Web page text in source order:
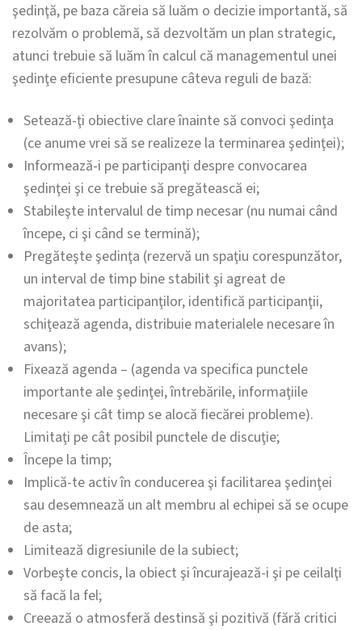
şedinţă, pe baza căreia să luăm o decizie importantă, să
rezolvăm o problemă, să dezvoltăm un plan strategic,
atunci trebuie să luăm în calcul că managementul unei
şedinţe eficiente presupune câteva reguli de bază:
Setează-ţi obiective clare înainte să convoci şedinţa
(ce anume vrei să se realizeze la terminarea şedinţei);
Informează-i pe participanţi despre convocarea
şedinţei şi ce trebuie să pregătească ei;
Stabileşte intervalul de timp necesar (nu numai când
începe, ci şi când se termină);
Pregăteşte şedinţa (rezervă un spaţiu corespunzător,
un interval de timp bine stabilit şi agreat de
majoritatea participanţilor, identifică participanţii,
schiţează agenda, distribuie materialele necesare în
avans);
Fixează agenda – (agenda va specifica punctele
importante ale şedinţei, întrebările, informaţiile
necesare şi cât timp se alocă fiecărei probleme).
Limitaţi pe cât posibil punctele de discuţie;
Începe la timp;
Implică-te activ în conducerea şi facilitarea şedinţei
sau desemnează un alt membru al echipei să se ocupe
de asta;
Limitează digresiunile de la subiect;
Vorbeşte concis, la obiect şi încurajează-i şi pe ceilalţi
să facă la fel;
Creează o atmosferă destinsă şi pozitivă (fără critici